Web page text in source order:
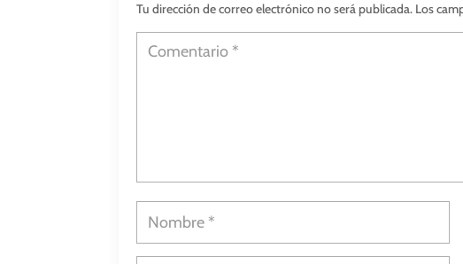
Tu dirección de correo electrónico no será publicada. Los